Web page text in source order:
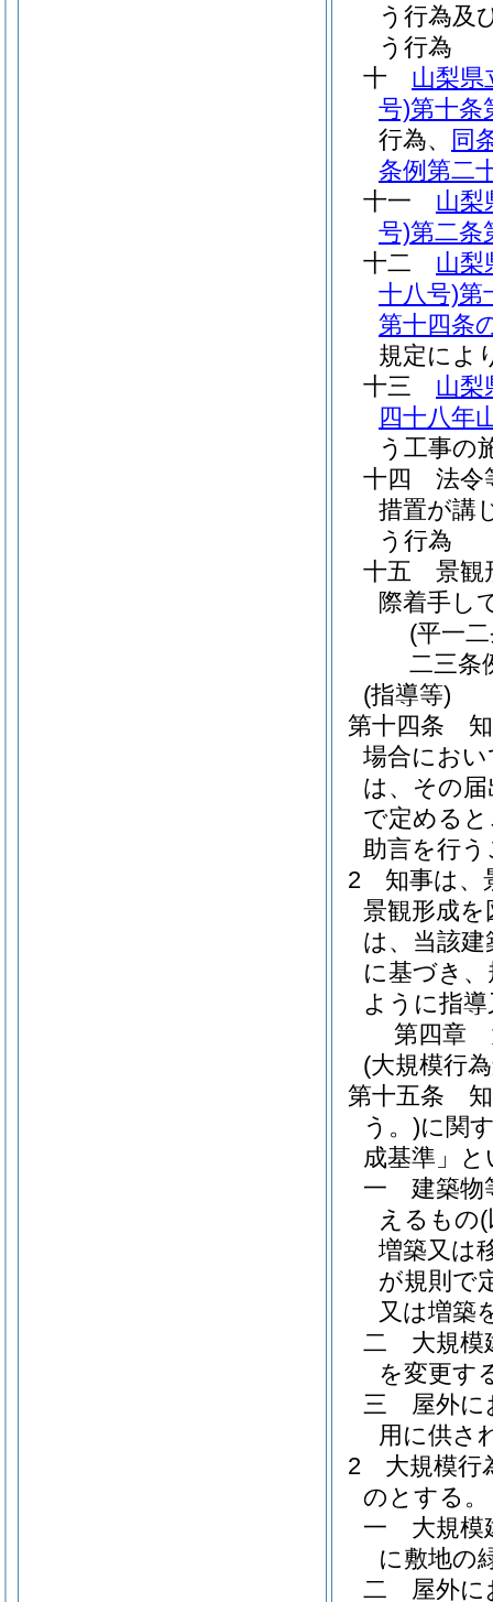
う行為及
う行為
十
山梨県
号)第十条
行為、
同
条例第二
十一
山梨
号)第二条
十二
山梨
十八号)第
第十四条
規定によ
十三
山梨
四十八年
う工事の
十四
法令
措置が講
う行為
十五
景観
際着手し
(平一
二三条
(指導等)
第十四条
場合にお
は、その
で定める
助言を行
2
知事は、
景観形成
は、当該
に基づき
ように指
第四章
(大規模行
第十五条
う。)に関
成基準」と
一
建築物
えるもの
増築又は
が規則で
又は増築
二
大規模
を変更す
三
屋外
用に供さ
2
大規模行
のとする。
一
大規模
に敷地の
二
屋外